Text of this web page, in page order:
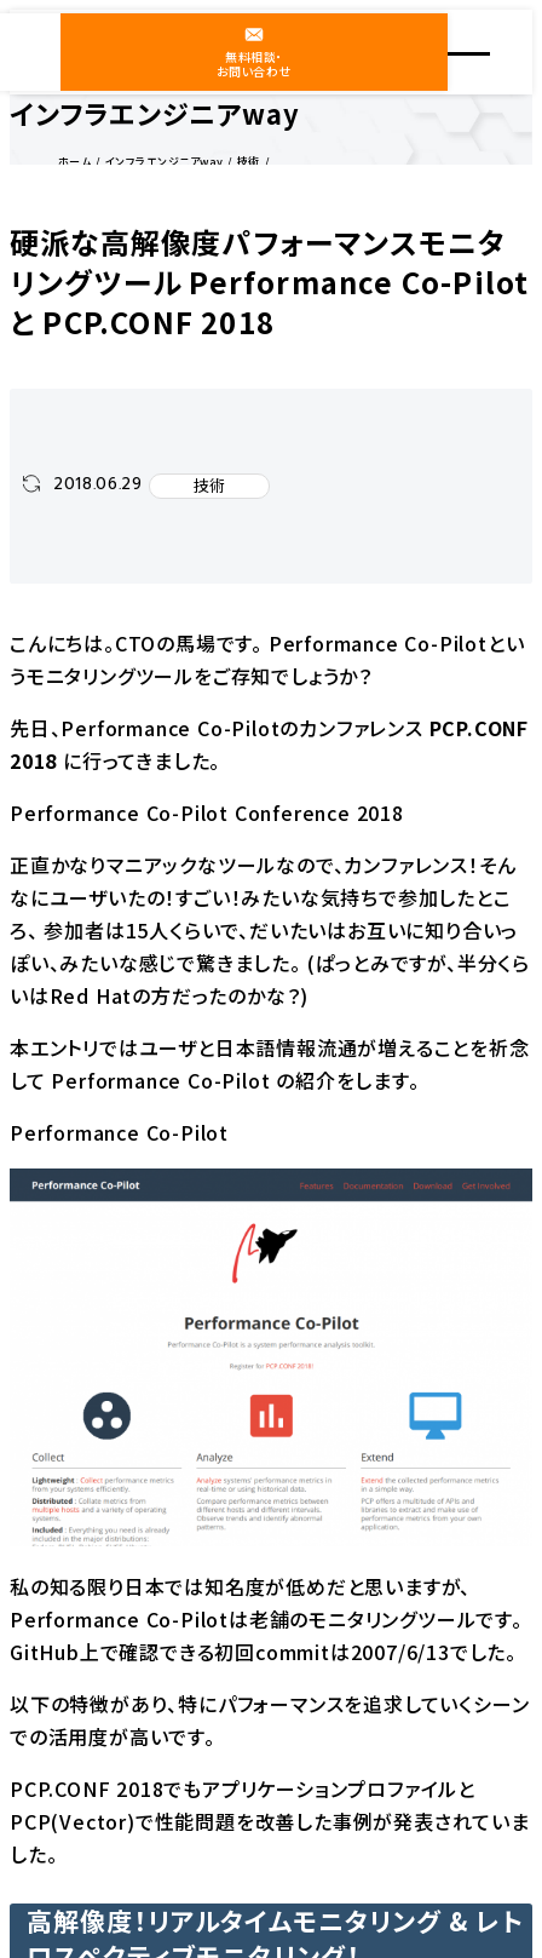
無料相談・
お問い合わせ
インフラエンジニアway
ホーム インフラエンジニアway
技術
硬派な高解像度パフォーマンスモニタ
リングツール Performance Co-Pilot
と PCP.CONF 2018
2018.06.29 技術
こんにちは。CTOの馬場です。 Performance Co-Pilotとい
うモニタリングツールをご存知でしょうか？
先日、Performance Co-Pilotのカンファレンス PCP.CONF
2018 に行ってきました。
Performance Co-Pilot Conference 2018
正直かなりマニアックなツールなので、カンファレンス！そん
なにユーザいたの！すごい！みたいな気持ちで参加したとこ
ろ、 参加者は15人くらいで、だいたいはお互いに知り合いっ
ぽい、みたいな感じで驚きました。 (ぱっとみですが、半分くら
いはRed Hatの方だったのかな？)
本エントリではユーザと日本語情報流通が増えることを祈念
して Performance Co-Pilot の紹介をします。
Performance Co-Pilot
私の知る限り日本では知名度が低めだと思いますが、
Performance Co-Pilotは老舗のモニタリングツールです。
GitHub上で確認できる初回commitは2007/6/13でした。
以下の特徴があり、特にパフォーマンスを追求していくシーン
での活用度が高いです。
PCP.CONF 2018でもアプリケーションプロファイルと
PCP(Vector)で性能問題を改善した事例が発表されていま
した。
高解像度！リアルタイムモニタリング & レト